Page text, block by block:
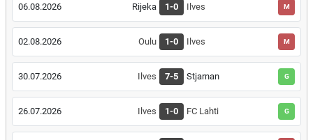
06.08.2026 Rijeka 1-0 Ilves M
02.08.2026 Oulu 1-0 Ilves M
30.07.2026 Ilves 7-5 Stjarnan G
26.07.2026 Ilves 1-0 FC Lahti G